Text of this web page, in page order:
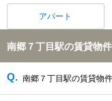
アパート
南郷７丁目駅の賃貸物
南郷７丁目駅の賃貸物